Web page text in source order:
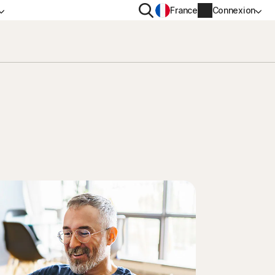
Rechercher
France Connexion
Renouveler
Historique des commandes
Saisissez votre clé de produit